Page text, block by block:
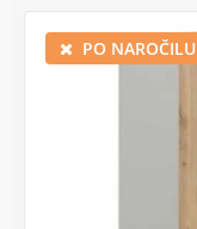
PO NAROČILU